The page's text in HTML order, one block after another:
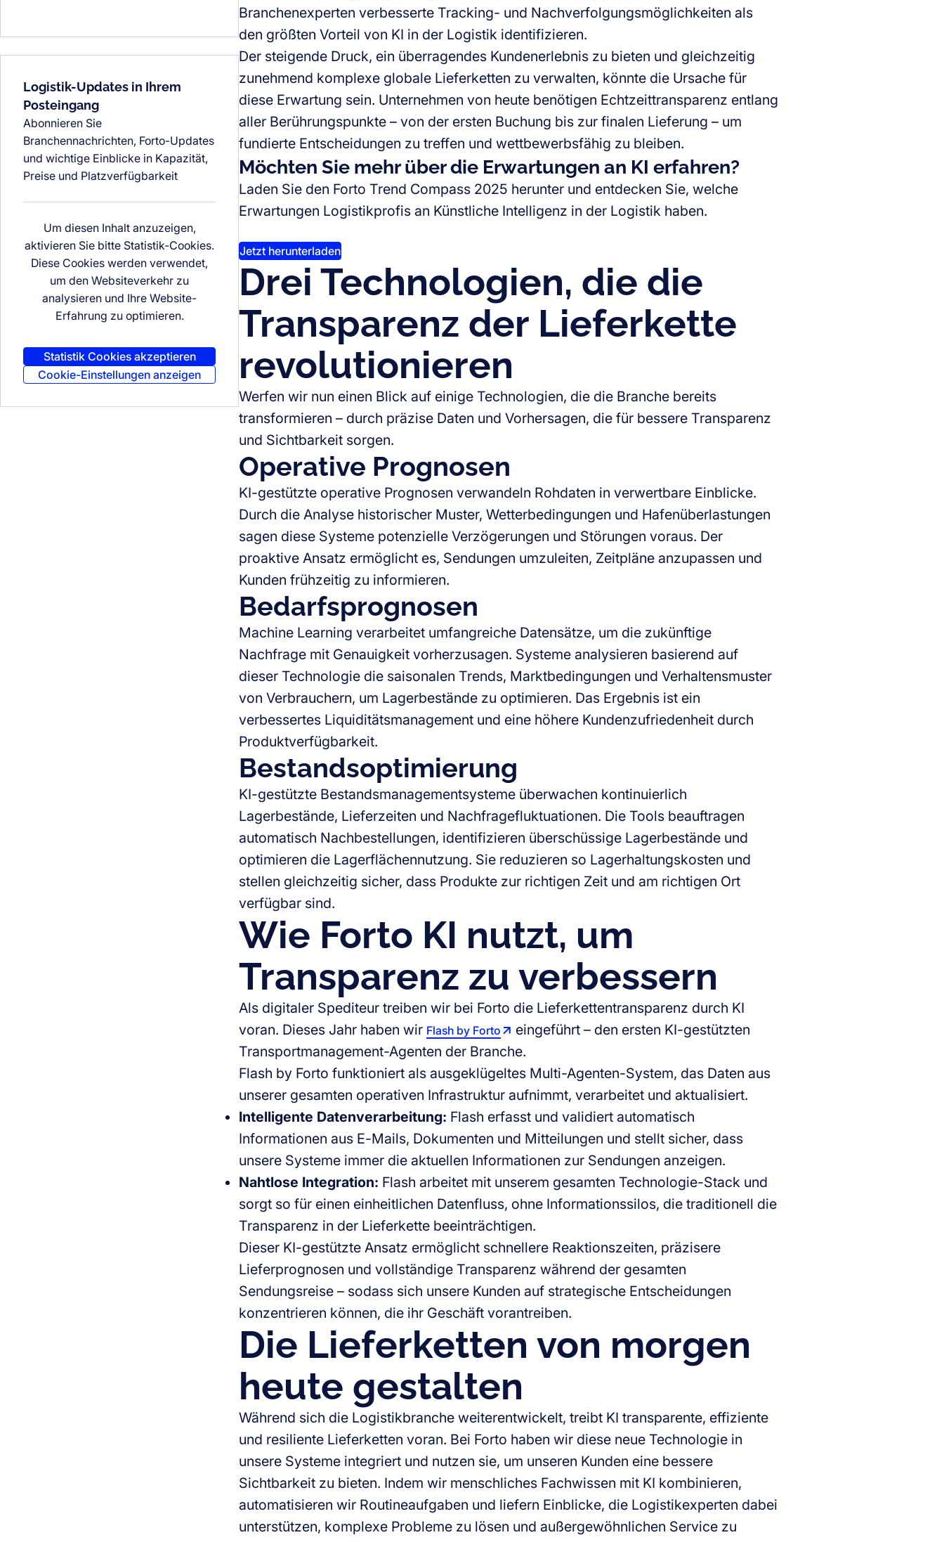
Logistik-Updates in Ihrem
Posteingang
Abonnieren Sie
Branchennachrichten, Forto-Updates
und wichtige Einblicke in Kapazität,
Preise und Platzverfügbarkeit
Um diesen Inhalt anzuzeigen,
aktivieren Sie bitte Statistik-Cookies.
Diese Cookies werden verwendet,
um den Websiteverkehr zu
analysieren und Ihre Website-
Erfahrung zu optimieren.
Statistik Cookies akzeptieren
Cookie-Einstellungen anzeigen
Branchenexperten verbesserte Tracking- und Nachverfolgungsmöglichkeiten als
den größten Vorteil von KI in der Logistik identifizieren.
Der steigende Druck, ein überragendes Kundenerlebnis zu bieten und gleichzeitig
zunehmend komplexe globale Lieferketten zu verwalten, könnte die Ursache für
diese Erwartung sein. Unternehmen von heute benötigen Echtzeittransparenz entlang
aller Berührungspunkte – von der ersten Buchung bis zur finalen Lieferung – um
fundierte Entscheidungen zu treffen und wettbewerbsfähig zu bleiben.
Möchten Sie mehr über die Erwartungen an KI erfahren?
Laden Sie den Forto Trend Compass 2025 herunter und entdecken Sie, welche
Erwartungen Logistikprofis an Künstliche Intelligenz in der Logistik haben.
Jetzt herunterladen
Drei Technologien, die die
Transparenz der Lieferkette
revolutionieren
Werfen wir nun einen Blick auf einige Technologien, die die Branche bereits
transformieren – durch präzise Daten und Vorhersagen, die für bessere Transparenz
und Sichtbarkeit sorgen.
Operative Prognosen
KI-gestützte operative Prognosen verwandeln Rohdaten in verwertbare Einblicke.
Durch die Analyse historischer Muster, Wetterbedingungen und Hafenüberlastungen
sagen diese Systeme potenzielle Verzögerungen und Störungen voraus. Der
proaktive Ansatz ermöglicht es, Sendungen umzuleiten, Zeitpläne anzupassen und
Kunden frühzeitig zu informieren.
Bedarfsprognosen
Machine Learning verarbeitet umfangreiche Datensätze, um die zukünftige
Nachfrage mit Genauigkeit vorherzusagen. Systeme analysieren basierend auf
dieser Technologie die saisonalen Trends, Marktbedingungen und Verhaltensmuster
von Verbrauchern, um Lagerbestände zu optimieren. Das Ergebnis ist ein
verbessertes Liquiditätsmanagement und eine höhere Kundenzufriedenheit durch
Produktverfügbarkeit.
Bestandsoptimierung
KI-gestützte Bestandsmanagementsysteme überwachen kontinuierlich
Lagerbestände, Lieferzeiten und Nachfragefluktuationen. Die Tools beauftragen
automatisch Nachbestellungen, identifizieren überschüssige Lagerbestände und
optimieren die Lagerflächennutzung. Sie reduzieren so Lagerhaltungskosten und
stellen gleichzeitig sicher, dass Produkte zur richtigen Zeit und am richtigen Ort
verfügbar sind.
Wie Forto KI nutzt, um
Transparenz zu verbessern
Als digitaler Spediteur treiben wir bei Forto die Lieferkettentransparenz durch KI
voran. Dieses Jahr haben wir Flash by Forto
eingeführt – den ersten KI-gestützten
Transportmanagement-Agenten der Branche.
Flash by Forto funktioniert als ausgeklügeltes Multi-Agenten-System, das Daten aus
unserer gesamten operativen Infrastruktur aufnimmt, verarbeitet und aktualisiert.
Intelligente Datenverarbeitung: Flash erfasst und validiert automatisch
Informationen aus E-Mails, Dokumenten und Mitteilungen und stellt sicher, dass
unsere Systeme immer die aktuellen Informationen zur Sendungen anzeigen.
Nahtlose Integration: Flash arbeitet mit unserem gesamten Technologie-Stack und
sorgt so für einen einheitlichen Datenfluss, ohne Informationssilos, die traditionell die
Transparenz in der Lieferkette beeinträchtigen.
Dieser KI-gestützte Ansatz ermöglicht schnellere Reaktionszeiten, präzisere
Lieferprognosen und vollständige Transparenz während der gesamten
Sendungsreise – sodass sich unsere Kunden auf strategische Entscheidungen
konzentrieren können, die ihr Geschäft vorantreiben.
Die Lieferketten von morgen
heute gestalten
Während sich die Logistikbranche weiterentwickelt, treibt KI transparente, effiziente
und resiliente Lieferketten voran. Bei Forto haben wir diese neue Technologie in
unsere Systeme integriert und nutzen sie, um unseren Kunden eine bessere
Sichtbarkeit zu bieten. Indem wir menschliches Fachwissen mit KI kombinieren,
automatisieren wir Routineaufgaben und liefern Einblicke, die Logistikexperten dabei
unterstützen, komplexe Probleme zu lösen und außergewöhnlichen Service zu